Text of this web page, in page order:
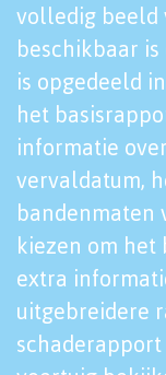
volledig beeld
beschikbaar
is opgedeeld
het
informatie
vervaldatum,
bandenmaten
kiezen om
extra
uitgebreidere